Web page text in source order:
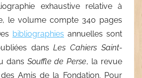
exhaustive relative à
le volume compte 340 pages
bibliographies annuelles sont
dansLesCahiers Saint-
dans Souffle de Perse, la revue
des Amis de la Fondation. Pour